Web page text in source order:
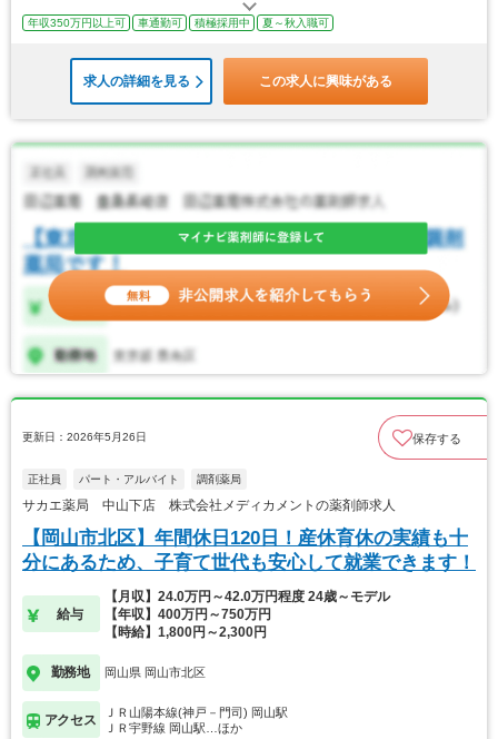
年収350万円以上可 車通勤可 積極採用中 夏～秋入職可
求人の詳細を見る この求人に興味がある
更新日：2026年5月26日 保存する
正社員 パート・アルバイト 調剤薬局
サカエ薬局 中山下店 株式会社メディカメントの薬剤師求人
【岡山市北区】年間休日120日！産休育休の実績も十
分にあるため、子育て世代も安心して就業できます！
給与
【月収】24.0万円～42.0万円程度 24歳～モデル
【年収】400万円～750万円
【時給】1,800円～2,300円
勤務地 岡山県 岡山市北区
アクセス
ＪＲ山陽本線(神戸－門司) 岡山駅
ＪＲ宇野線 岡山駅…ほか